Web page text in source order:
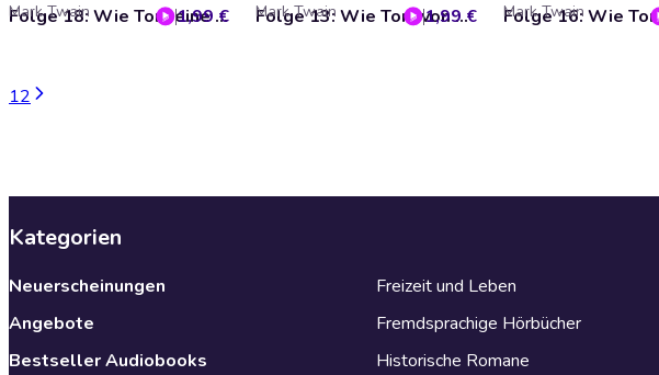
Folge 18: Wie Tom eine böse Vorahnung hatte
Mark Twain 1,99 € Folge 13: Wie Tom von Amy erpresst wurde
Mark Twain 1,99 € Mark Twain
12
Kategorien
Neuerscheinungen
Angebote
Bestseller Audiobooks
Freizeit und Leben
Fremdsprachige Hörbücher
Historische Romane